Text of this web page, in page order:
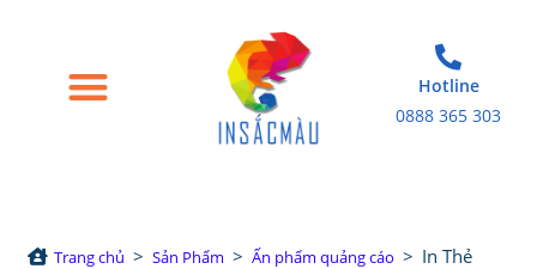
Hotline
0888 365 303
Trang chủ > Sản Phẩm > Ấn phẩm quảng cáo > In Thẻ